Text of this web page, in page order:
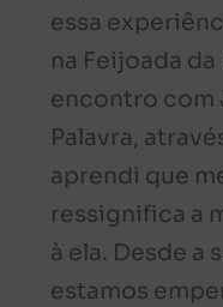
essa
na Feijoada
encontro com
Palavra,
aprendi que
ressignifica a
à ela. Desde a
estamos